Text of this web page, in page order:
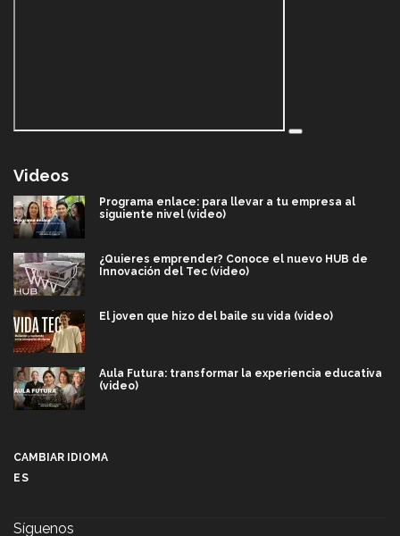
Videos
Programa enlace: para llevar a tu empresa al
siguiente nivel (video)
¿Quieres emprender? Conoce el nuevo HUB de
Innovación del Tec (video)
El joven que hizo del baile su vida (video)
Aula Futura: transformar la experiencia educativa
(video)
CAMBIAR IDIOMA
ES
Síguenos